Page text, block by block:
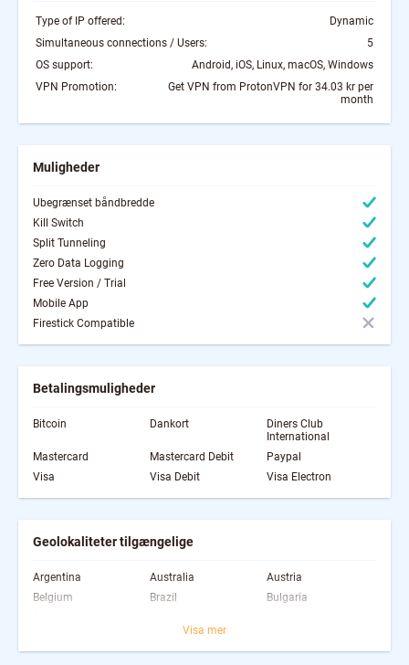
Type of IP offered:
Dynamic
Simultaneous connections / Users:
5
OS support:
Android, iOS, Linux, macOS, Windows
VPN Promotion:
Get VPN from ProtonVPN for 34.03 kr per
month
Muligheder
Ubegrænset båndbredde
Kill Switch
Split Tunneling
Zero Data Logging
Free Version / Trial
Mobile App
Firestick Compatible
Betalingsmuligheder
Bitcoin Dankort
Diners Club
International
Mastercard
Mastercard Debit
Paypal
Visa
Visa Debit Visa Electron
Geolokaliteter tilgængelige
Argentina Australia
Austria
Belgium
Brazil
Bulgaria
Czech Republic
Visa mer